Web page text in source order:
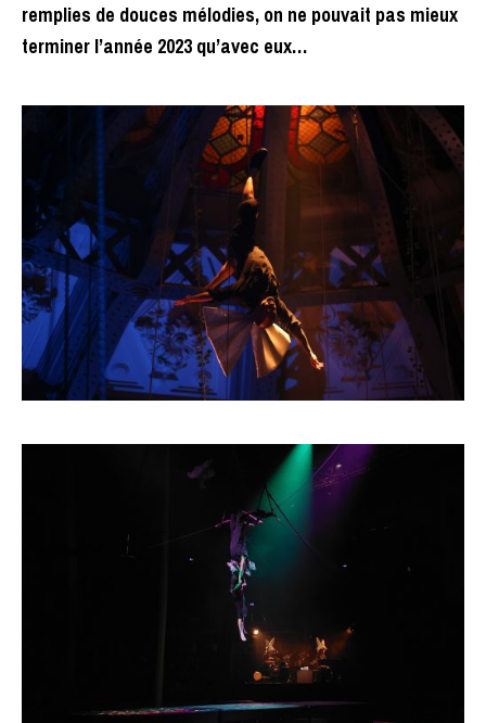
remplies de douces mélodies, on ne pouvait pas mieux
terminer l’année 2023 qu’avec eux…